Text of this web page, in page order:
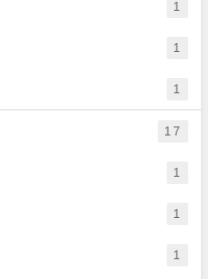
1
1
1
17
1
1
1